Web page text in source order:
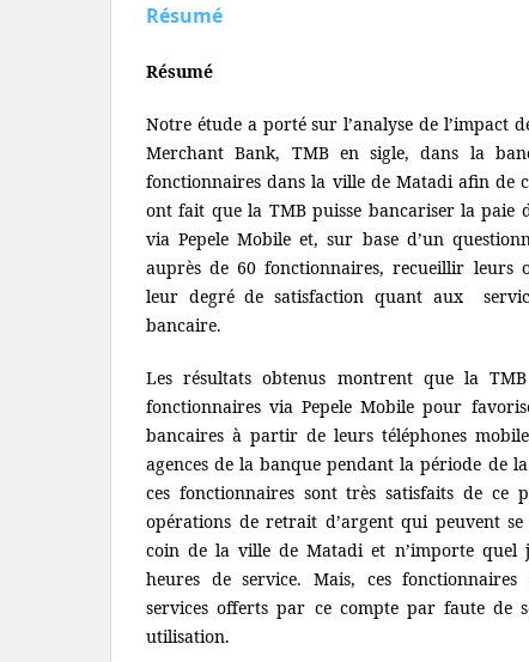
Résumé
Résumé
Notre étude a porté sur l’analyse de l’impact
Merchant Bank, TMB en sigle, dans la
fonctionnaires dans la ville de Matadi afin de
ont fait que la TMB puisse bancariser la paie
via Pepele Mobile et, sur base d’un
auprès de 60 fonctionnaires, recueillir leurs
leur degré de satisfaction quant aux
bancaire.
Les résultats obtenus montrent que la
fonctionnaires via Pepele Mobile pour
bancaires à partir de leurs téléphones
agences de la banque pendant la période de
ces fonctionnaires sont très satisfaits de
opérations de retrait d’argent qui peuvent
coin de la ville de Matadi et n’importe quel
heures de service. Mais, ces
services offerts par ce compte par faute de
utilisation.